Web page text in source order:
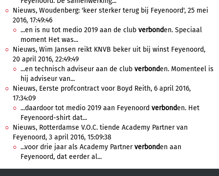
Nieuws, Woudenberg: 'keer sterker terug bij Feyenoord', 25 mei
2016, 17:49:46
...en is nu tot medio 2019 aan de club verbonden. Speciaal
moment Het was...
Nieuws, Wim Jansen reikt KNVB beker uit bij winst Feyenoord,
20 april 2016, 22:49:49
...en technisch adviseur aan de club verbonden. Momenteel is
hij adviseur van...
Nieuws, Eerste profcontract voor Boyd Reith, 6 april 2016,
17:34:09
...daardoor tot medio 2019 aan Feyenoord verbonden. Het
Feyenoord-shirt dat...
Nieuws, Rotterdamse V.O.C. tiende Academy Partner van
Feyenoord, 3 april 2016, 15:09:38
...voor drie jaar als Academy Partnerverbonden aan
Feyenoord, dat eerder al...